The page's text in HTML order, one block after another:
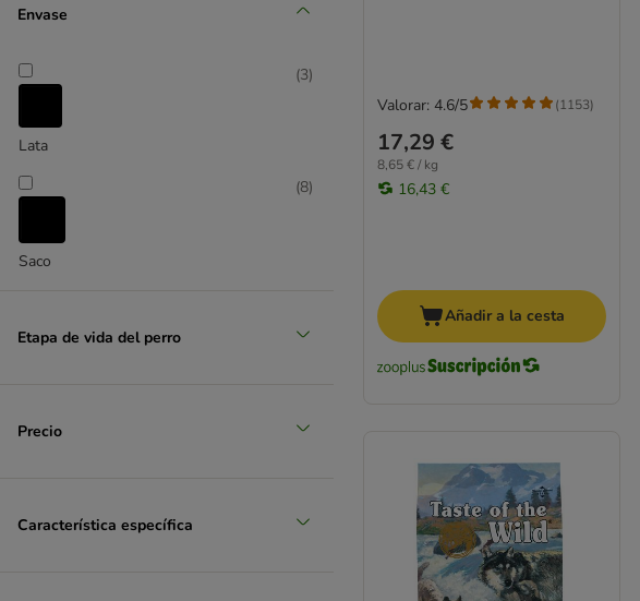
mediano 11 - 25 kg
( 3)
Envase
Lata
(3)
Saco
(8)
Etapa de vida del perro
Precio
Característica específica
17,29 €
8,65 € / kg
16,43 €
Valorar: 4.6/5 (1153)
Añadir a la cesta